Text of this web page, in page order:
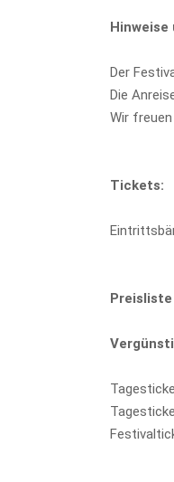
Hinweise
Der
Die
Wir
Tickets: